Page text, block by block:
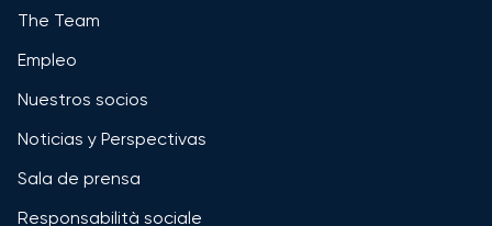
The Team
Empleo
Nuestros socios
Noticias y Perspectivas
Sala de prensa
Responsabilità sociale